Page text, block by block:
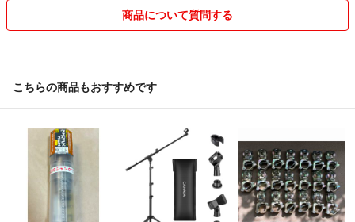
商品について質問する
こちらの商品もおすすめです